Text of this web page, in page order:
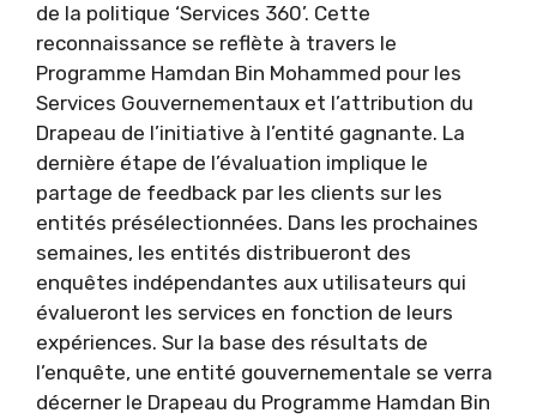
de la politique ‘Services 360’. Cette
reconnaissance se reflète à travers le
Programme Hamdan Bin Mohammed pour les
Services Gouvernementaux et l’attribution du
Drapeau de l’initiative à l’entité gagnante. La
dernière étape de l’évaluation implique le
partage de feedback par les clients sur les
entités présélectionnées. Dans les prochaines
semaines, les entités distribueront des
enquêtes indépendantes aux utilisateurs qui
évalueront les services en fonction de leurs
expériences. Sur la base des résultats de
l’enquête, une entité gouvernementale se verra
décerner le Drapeau du Programme Hamdan Bin